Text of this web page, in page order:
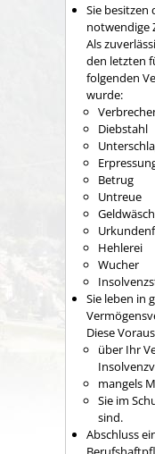
Sie besitzen
notwendige
Als
den letzten
folgenden
wurde:
Diebstahl
Betrug
Untreue
Hehlerei
Wucher
Sie leben in
Diese
über Ihr
mangels
Sie im
sind.
Abschluss